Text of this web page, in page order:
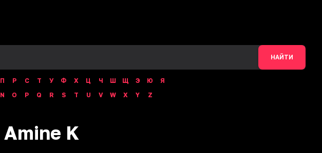
НАЙТИ
П Р С Т У Ф Х Ц Ч Ш Щ Э Ю
Я
N O P Q R S T U V W X Y Z
Amine K